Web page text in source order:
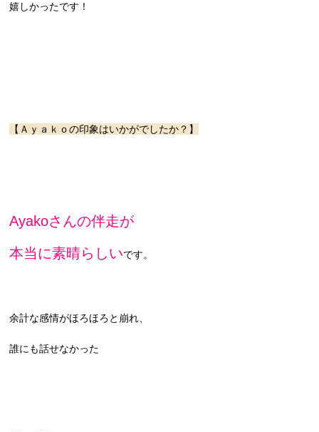
嬉しかったです！
【Ａｙａｋｏの印象はいかがでしたか？】
Ayakoさんの伴走が
本当に素晴らしいです。
余計な感情がほろほろと崩れ、
誰にも話せなかった